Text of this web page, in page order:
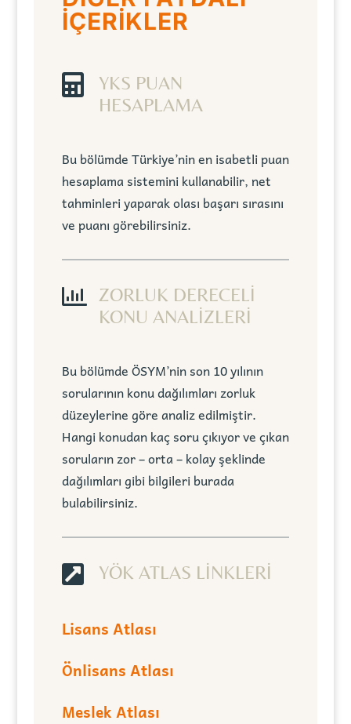
İÇERİKLER

YKS PUAN
HESAPLAMA
Bu bölümde Türkiye’nin en isabetli puan
hesaplama sistemini kullanabilir, net
tahminleri yaparak olası başarı sırasını
ve puanı görebilirsiniz.

ZORLUK DERECELİ
KONU ANALİZLERİ
Bu bölümde ÖSYM’nin son 10 yılının
sorularının konu dağılımları zorluk
düzeylerine göre analiz edilmiştir.
Hangi konudan kaç soru çıkıyor ve çıkan
soruların zor – orta – kolay şeklinde
dağılımları gibi bilgileri burada
bulabilirsiniz.
 YÖK ATLAS LİNKLERİ
Lisans Atlası
Önlisans Atlası
Meslek Atlası